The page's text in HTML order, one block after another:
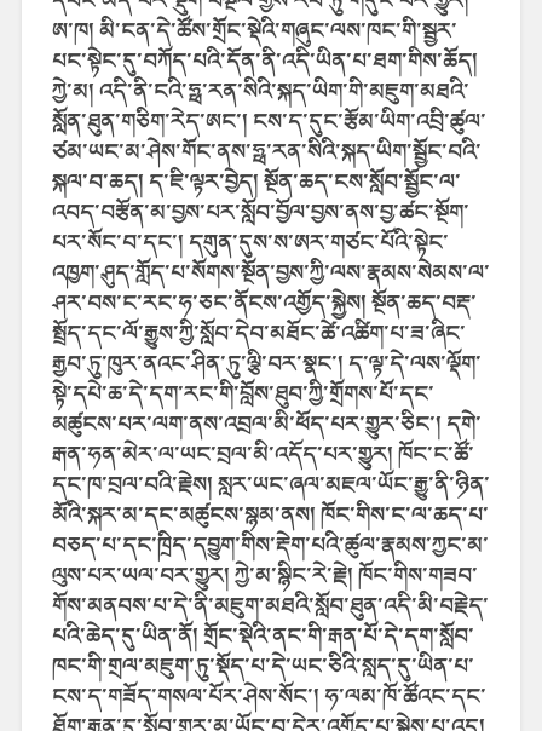
ཨ་ཁ། མི་ངན་དེ་ཚོས་གྲོང་སྡེའི་གཞུང་ལས་ཁང་གི་སྦྱར་
པང་སྟེང་དུ་བཀོད་པའི་དོན་ནི་འདི་ཡིན་པ་ཐག་གིས་ཆོད།
ཀྱེ་མ། འདི་ནི་ངའི་ཧྥ་རན་སིའི་སྐད་ཡིག་གི་མཇུག་མཐའི་
སློན་ཐུན་གཅིག་རེད་ཨང་། ངས་ད་དུང་རྩོམ་ཡིག་འབྲི་ཚུལ་
ཙམ་ཡང་མ་ཤེས་གོང་ནས་ཧྥ་རན་སིའི་སྐད་ཡིག་སྦྱོང་བའི་
སྐལ་བ་ཆད། ད་ཇི་ལྟར་བྱེད། སྔོན་ཆད་ངས་སློབ་སྦྱོང་ལ་
འབད་བརྩོན་མ་བྱས་པར་སློབ་བྱོལ་བྱས་ནས་བྱ་ཚང་སྔོག་
པར་སོང་བ་དང་། དགུན་དུས་ས་ཨར་གཙང་པོའི་སྟེང་
འཁྱག་ཤུད་གློད་པ་སོགས་སྔོན་བྱས་ཀྱི་ལས་རྣམས་སེམས་ལ་
ཤར་བས་ང་རང་ཧ་ཅང་ནོངས་འགྱོད་སྐྱེས། སྔོན་ཆད་བརྡ་
སྤྲོད་དང་ལོ་རྒྱུས་ཀྱི་སློབ་དེབ་མཐོང་ཚེ་འཚིག་པ་ཟ་ཞིང་
རྒྱབ་ཏུ་ཁུར་ནའང་ཤིན་ཏུ་ལྕི་བར་སྣང་། ད་ལྟ་དེ་ལས་ལྡོག་
སྟེ་དཔེ་ཆ་དེ་དག་རང་གི་བློས་ཐུབ་ཀྱི་གྲོགས་པོ་དང་
མཚུངས་པར་ལག་ནས་འབྲལ་མི་ཕོད་པར་གྱུར་ཅིང་། དགེ་
རྒན་ཧན་མེར་ལ་ཡང་བྲལ་མི་འདོད་པར་གྱུར། ཁོང་ང་ཚོ་
དང་ཁ་བྲལ་བའི་རྗེས། སླར་ཡང་ཞལ་མཇལ་ཡོང་རྒྱུ་ནི་ཉིན་
མོའི་སྐར་མ་དང་མཚུངས་སྙམ་ནས། ཁོང་གིས་ང་ལ་ཆད་པ་
བཅད་པ་དང་ཁྲིད་དབྱུག་གིས་རྡེག་པའི་ཚུལ་རྣམས་ཀྱང་མ་
ལུས་པར་ཡལ་བར་གྱུར། ཀྱེ་མ་སྙིང་རེ་རྗེ། ཁོང་གིས་གཟབ་
གོས་མནབས་པ་དེ་ནི་མཇུག་མཐའི་སློབ་ཐུན་འདི་མི་བརྗེད་
པའི་ཆེད་དུ་ཡིན་ནོ། གྲོང་སྡེའི་ནང་གི་རྒན་པོ་དེ་དག་སློབ་
ཁང་གི་གྲལ་མཇུག་ཏུ་སྡོད་པ་དེ་ཡང་ཅིའི་སླད་དུ་ཡིན་པ་
ངས་ད་གཟོད་གསལ་པོར་ཤེས་སོང་། ཧ་ལམ་ཁོ་ཚོའང་དང་